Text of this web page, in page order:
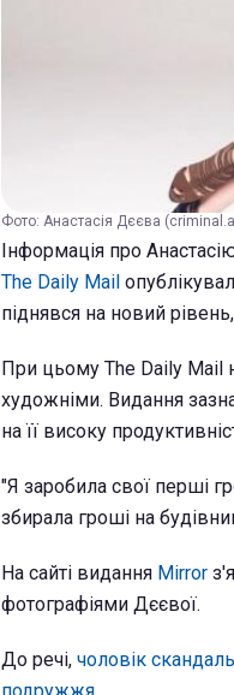
Фото: Анастасія Дєєва
Інформація про
The Daily Mail
піднявся на новий
При цьому The Daily Mail
художніми. Видання
на її високу
"Я заробила свої перші
збирала гроші на
На сайті видання Mirror
фотографіями Дєєвої.
До речі, чоловік